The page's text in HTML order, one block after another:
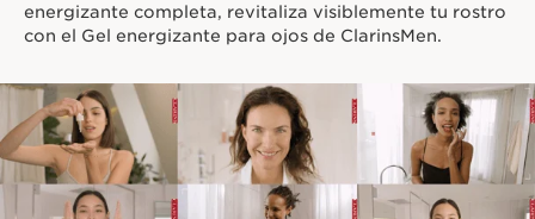
energizante completa, revitaliza visiblemente tu rostro
con el Gel energizante para ojos de ClarinsMen.